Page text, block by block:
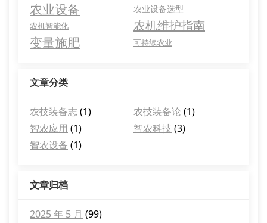
农业设备 农业设备选型
农机智能化 农机维护指南
变量施肥 可持续农业
文章分类
农技装备志(1) 农技装备论 (1)
智农应用 (1) 智农科技 (3)
智农设备 (1)
文章归档
2025 年 5 月 (99)